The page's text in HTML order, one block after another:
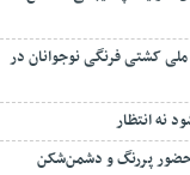
ملی کشتی فرنگی نوجوانان در
نه انتظار
حضور پررنگ و دشمن‌شکن